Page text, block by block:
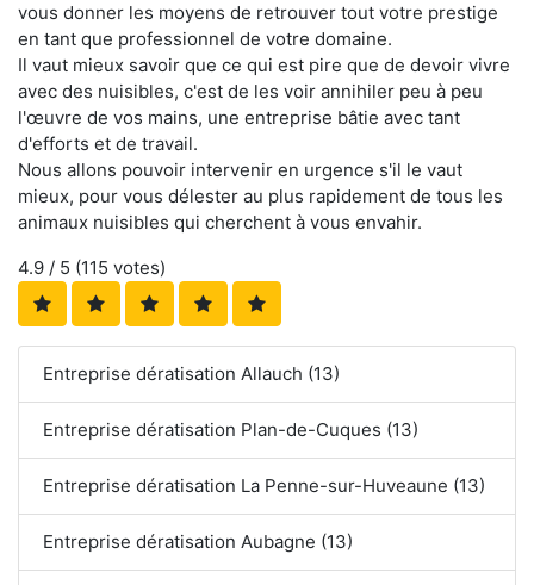
vous donner les moyens de retrouver tout votre prestige
en tant que professionnel de votre domaine.
Il vaut mieux savoir que ce qui est pire que de devoir vivre
avec des nuisibles, c'est de les voir annihiler peu à peu
l'œuvre de vos mains, une entreprise bâtie avec tant
d'efforts et de travail.
Nous allons pouvoir intervenir en urgence s'il le vaut
mieux, pour vous délester au plus rapidement de tous les
animaux nuisibles qui cherchent à vous envahir.
4.9 / 5 (115 votes)
Entreprise dératisation Allauch (13)
Entreprise dératisation Plan-de-Cuques (13)
Entreprise dératisation La Penne-sur-Huveaune (13)
Entreprise dératisation Aubagne (13)